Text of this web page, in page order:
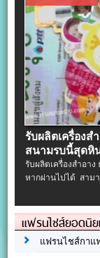
รับผลิตเครื่องสํ
สนามรบนี้สุดหิ
รับผลิตเครื่องสําอา
หากผ่านไปได้ สาม
แฟรนไชส์ยอดนิ
แฟรนไชส์กาแ